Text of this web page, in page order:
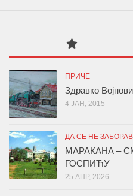
ПРИЧЕ
Здравко
4 ЈАН, 2015
ДА СЕ НЕ
МАРАКАНА –
ГОСПИЋУ
25 АПР, 2026